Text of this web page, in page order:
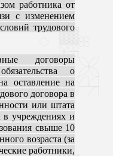
работника от
с изменением
трудового
договоры
о
оставление на
договора в
или штата
в учреждениях и
свыше 10
возраста (за
работники,